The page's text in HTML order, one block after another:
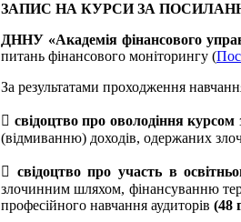
ЗАПИС НА КУРСИ ЗА
ДННУ «Академія фінансового
питань фінансового моніторингу (
За результатами проходження
 свідоцтво про оволодіння курсом
(відмиванню) доходів, одержаних
 свідоцтво про участь в
злочинним шляхом, фінансуванню
професійного навчання аудиторів (48